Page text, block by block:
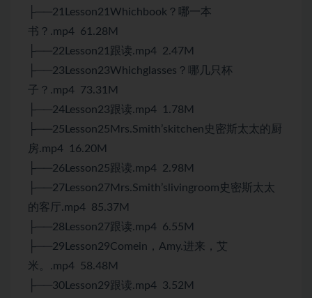
├──21Lesson21Whichbook？哪一本
书？.mp4 61.28M
├──22Lesson21跟读.mp4 2.47M
├──23Lesson23Whichglasses？哪几只杯
子？.mp4 73.31M
├──24Lesson23跟读.mp4 1.78M
├──25Lesson25Mrs.Smith’skitchen史密斯太太的厨
房.mp4 16.20M
├──26Lesson25跟读.mp4 2.98M
├──27Lesson27Mrs.Smith’slivingroom史密斯太太
的客厅.mp4 85.37M
├──28Lesson27跟读.mp4 6.55M
├──29Lesson29Comein，Amy.进来，艾
米。.mp4 58.48M
├──30Lesson29跟读.mp4 3.52M